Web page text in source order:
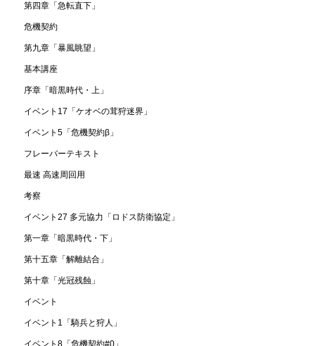
第四章「急転直下」
危機契約
第九章「暴風眺望」
基本講座
序章「暗黒時代・上」
イベント17「ケオベの茸狩迷界」
イベント5「危機契約β」
フレーバーテキスト
最速 高速周回用
考察
イベント27 多元協力「ロドス防衛協定」
第一章「暗黒時代・下」
第十五章「解離結合」
第十章「光冠残蝕」
イベント
イベント1「騎兵と狩人」
イベント8「危機契約#0」